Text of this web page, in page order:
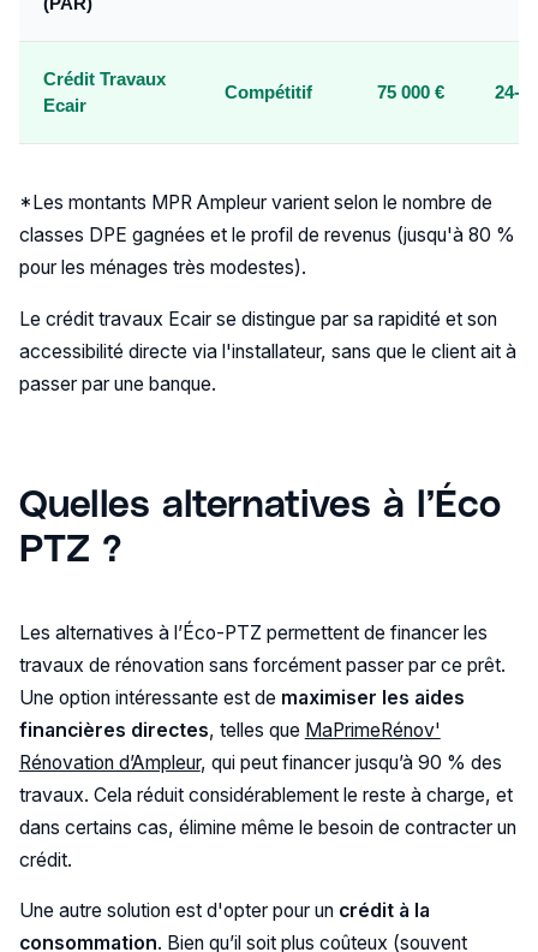
Crédit Travaux
Ecair
Compétitif 75 000 € 24-
*Les montants MPR Ampleur varient selon le nombre de
classes DPE gagnées et le profil de revenus (jusqu'à 80 %
pour les ménages très modestes).
Le crédit travaux Ecair se distingue par sa rapidité et son
accessibilité directe via l'installateur, sans que le client ait à
passer par une banque.
Quelles alternatives à l’Éco
PTZ ?
Les alternatives à l’Éco-PTZ permettent de financer les
travaux de rénovation sans forcément passer par ce prêt.
Une option intéressante est de maximiser les aides
financières directes, telles que MaPrimeRénov'
Rénovation d’Ampleur, qui peut financer jusqu’à 90 % des
travaux. Cela réduit considérablement le reste à charge, et
dans certains cas, élimine même le besoin de contracter un
crédit​.
Une autre solution est d'opter pour un crédit à la
consommation. Bien qu’il soit plus coûteux (souvent